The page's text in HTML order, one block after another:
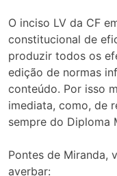
O inciso LV da CF
constitucional de
produzir todos os
edição de normas
conteúdo. Por isso
imediata, como, de
sempre do Diploma
Pontes de Miranda,
averbar: